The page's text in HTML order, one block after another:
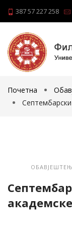
387 57 227 258
Почетна